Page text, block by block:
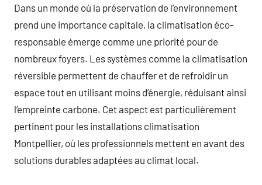
Dans un monde où la préservation de l’environnement
prend une importance capitale, la climatisation éco-
responsable émerge comme une priorité pour de
nombreux foyers. Les systèmes comme la climatisation
réversible permettent de chauffer et de refroidir un
espace tout en utilisant moins d’énergie, réduisant ainsi
l’empreinte carbone. Cet aspect est particulièrement
pertinent pour les installations climatisation
Montpellier, où les professionnels mettent en avant des
solutions durables adaptées au climat local.